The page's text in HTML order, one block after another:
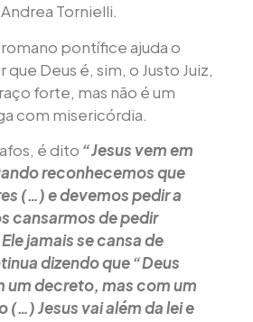
Tornielli.
pontífice ajuda o
Deus é, sim, o Justo Juiz,
forte, mas não é um
com misericórdia.
é dito “Jesus vem em
reconhecemos que
(…) e devemos pedir a
cansarmos de pedir
jamais se cansa de
dizendo que “Deus
um decreto, mas com um
(…) Jesus vai além da lei e